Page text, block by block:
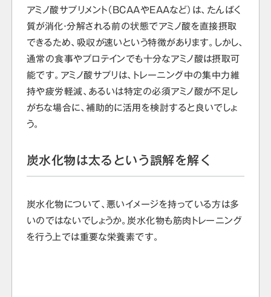
アミノ酸サプリメント（BCAAやEAAなど）は、たんぱく
質が消化・分解される前の状態でアミノ酸を直接摂取
できるため、吸収が速いという特徴があります。しかし、
通常の食事やプロテインでも十分なアミノ酸は摂取可
能です。アミノ酸サプリは、トレーニング中の集中力維
持や疲労軽減、あるいは特定の必須アミノ酸が不足し
がちな場合に、補助的に活用を検討すると良いでしょ
う。
炭水化物は太るという誤解を解く
炭水化物について、悪いイメージを持っている方は多
いのではないでしょうか。炭水化物も筋肉トレーニング
を行う上では重要な栄養素です。